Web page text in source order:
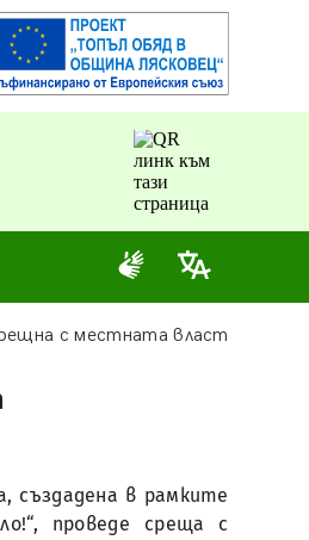
с местната власт
създадена в рамките
проведе среща с